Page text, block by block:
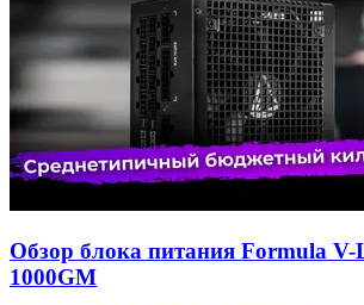
Обзор блока питания Formula
1000GM